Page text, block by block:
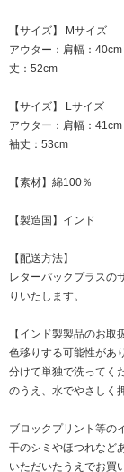
【サイズ】 Mサイズ
アウター：肩幅：
丈：52cm
【サイズ】 Lサイズ
アウター：肩幅：
袖丈：53cm
【素材】綿100％
【製造国】インド
【配送方法】
レターパックプラスの
りいたします。
【インド製製品のお取
色移りする可能性があ
分けて単独で洗ってく
のうえ、水でやさしく
ブロックプリント等の
干のシミやほつれなど
いただいたうえでお買